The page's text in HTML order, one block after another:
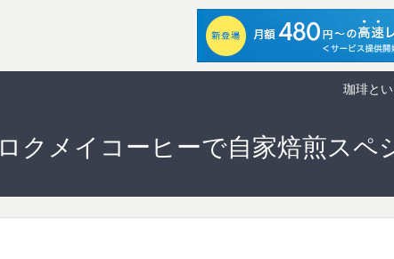
珈琲と
ロクメイコーヒーで自家焙煎ス